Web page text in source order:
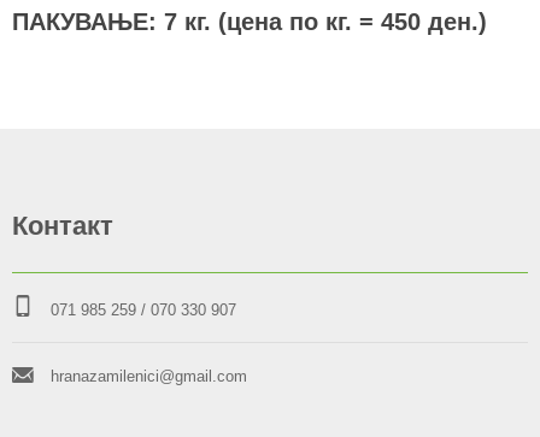
ПАКУВАЊЕ: 7 кг. (цена по кг. = 450 ден.)
Контакт
071 985 259 / 070 330 907
hranazamilenici@gmail.com